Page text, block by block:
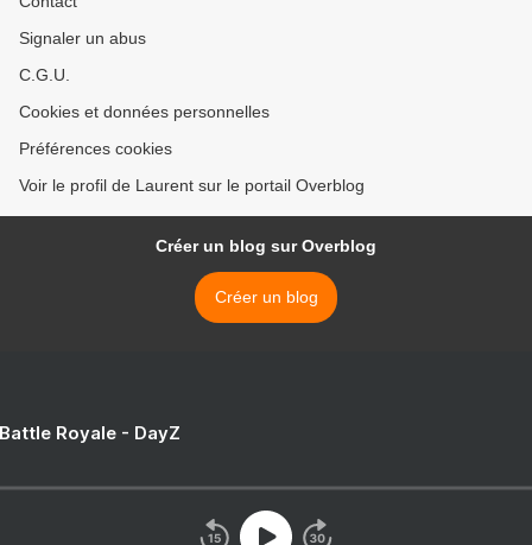
Signaler un abus
C.G.U.
Cookies et données personnelles
Préférences cookies
Voir le profil de Laurent sur le portail Overblog
Créer un blog sur Overblog
Créer un blog
Royale - DayZ